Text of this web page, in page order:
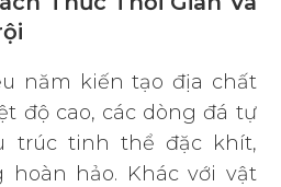
năm kiến tạo địa chất
độ cao, các dòng đá tự
trúc tinh thể đặc khít,
hảo. Khác với vật